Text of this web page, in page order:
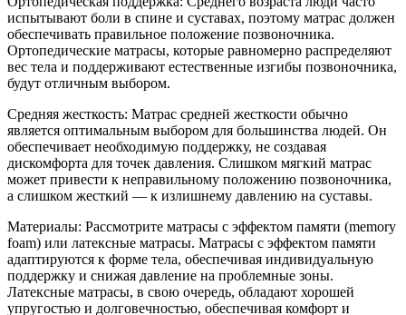
испытывают боли в спине и суставах, поэтому матрас должен
обеспечивать правильное положение позвоночника.
Ортопедические матрасы, которые равномерно распределяют
вес тела и поддерживают естественные изгибы позвоночника,
будут отличным выбором.
Средняя жесткость: Матрас средней жесткости обычно
является оптимальным выбором для большинства людей. Он
обеспечивает необходимую поддержку, не создавая
дискомфорта для точек давления. Слишком мягкий матрас
может привести к неправильному положению позвоночника,
а слишком жесткий — к излишнему давлению на суставы.
Материалы: Рассмотрите матрасы с эффектом памяти (memory
foam) или латексные матрасы. Матрасы с эффектом памяти
адаптируются к форме тела, обеспечивая индивидуальную
поддержку и снижая давление на проблемные зоны.
Латексные матрасы, в свою очередь, обладают хорошей
упругостью и долговечностью, обеспечивая комфорт и